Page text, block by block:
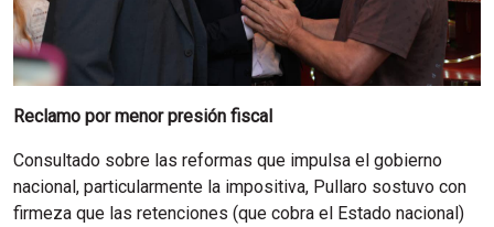
Reclamo por menor presión fiscal
Consultado sobre las reformas que impulsa el gobierno
nacional, particularmente la impositiva, Pullaro sostuvo con
firmeza que las retenciones (que cobra el Estado nacional)